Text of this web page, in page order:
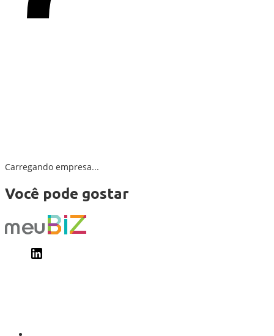
Carregando empresa...
Você pode gostar